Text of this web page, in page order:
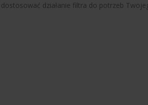
działanie filtra do potrzeb